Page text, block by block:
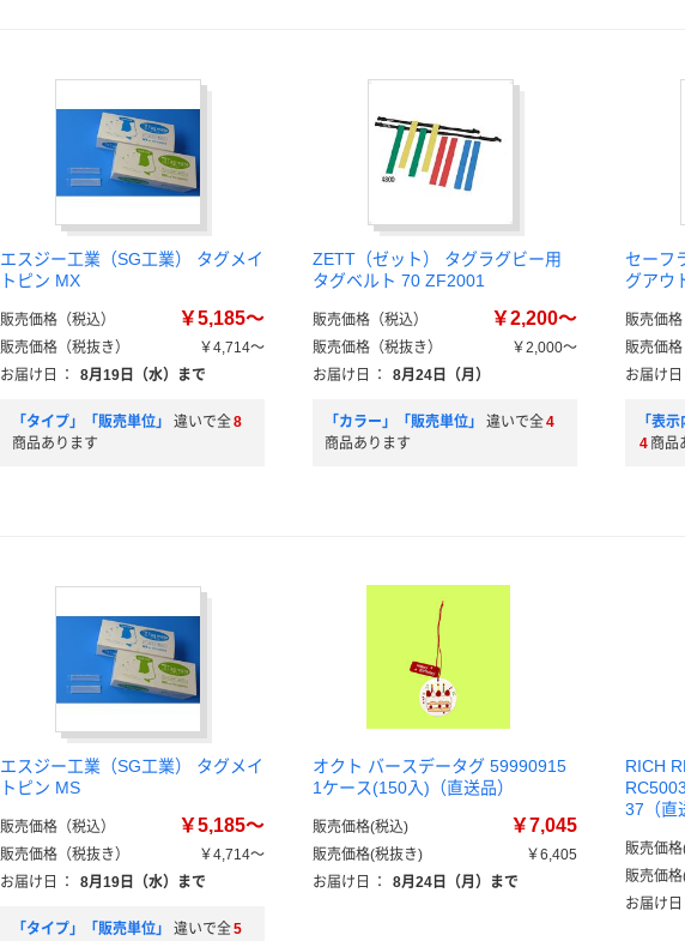
エスジー工業（SG工業） タグメイ
トピン MX
販売価格（税込） ￥5,185～
販売価格（税抜き）
￥4,714～
お届け日
： 8月19日（水）まで
「タイプ」「販売単位」 違いで全8
商品あります
ZETT（ゼット） タグラグビー用
タグベルト 70 ZF2001
販売価格（税込） ￥2,200～
販売価格（税抜き）
￥2,000～
お届け日
： 8月24日（月）
「カラー」「販売単位」 違いで全4
商品あります
セーフ
グアウ
販売価格
販売価格
お届け日
「表
4 商品
エスジー工業（SG工業） タグメイ
トピン MS
販売価格（税込） ￥5,185～
販売価格（税抜き）
￥4,714～
お届け日
： 8月19日（水）まで
「タイプ」「販売単位」 違いで全5
オクト バースデータグ 59990915
1ケース(150入)（直送品）
販売価格(税込) ￥7,045
販売価格(税抜き)
￥6,405
お届け日
： 8月24日（月）まで
RICH
37（直
販売価
販売価
お届け日